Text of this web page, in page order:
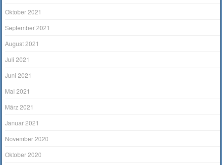
Oktober 2021
September 2021
August 2021
Juli 2021
Juni 2021
Mai 2021
März 2021
Januar 2021
November 2020
Oktober 2020